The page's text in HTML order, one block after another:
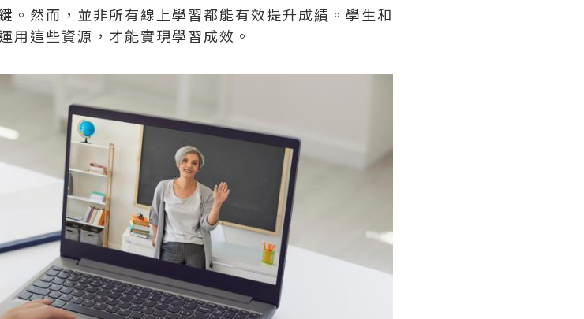
。然而，並非所有線上學習都能有效提升成績。學生和
用這些資源，才能實現學習成效。